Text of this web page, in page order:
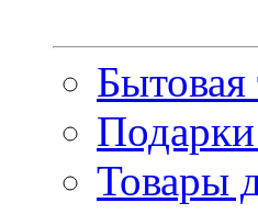
Бытовая
Товары